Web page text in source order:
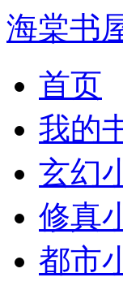
海棠书
首页
我的
玄幻
修真
都市